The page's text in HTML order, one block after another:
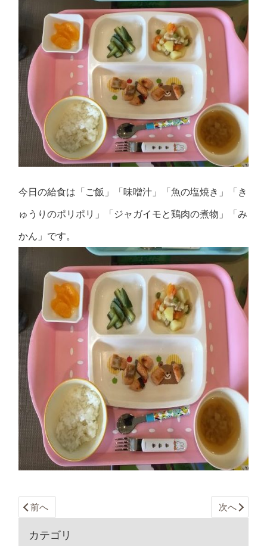
今日の給食は「ご飯」「味噌汁」「魚の塩焼き」「き
ゅうりのポリポリ」「ジャガイモと鶏肉の煮物」「み
かん」です。
前へ 次へ
カテゴリ